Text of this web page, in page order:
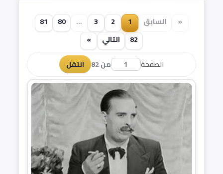
« السابق 1
2
3
...
80
81
82
التالي
»
الصفحة
من 82 انتقل